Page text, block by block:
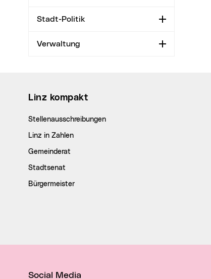
Stadt-Politik Aufklappen
Verwaltung Aufklappen
Linz kompakt
Stellenausschreibungen
Linz in Zahlen
Gemeinderat
Stadtsenat
Bürgermeister
Social Media